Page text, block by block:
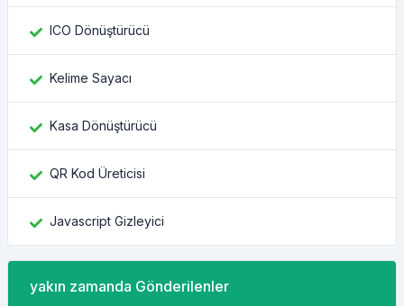
ICO Dönüştürücü
Kelime Sayacı
Kasa Dönüştürücü
QR Kod Üreticisi
Javascript Gizleyici
yakın zamanda Gönderilenler